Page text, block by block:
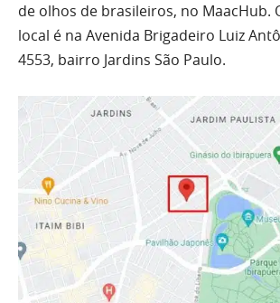
de olhos de brasileiros, no MaacHub.
local é na Avenida Brigadeiro Luiz
4553, bairro Jardins São Paulo.